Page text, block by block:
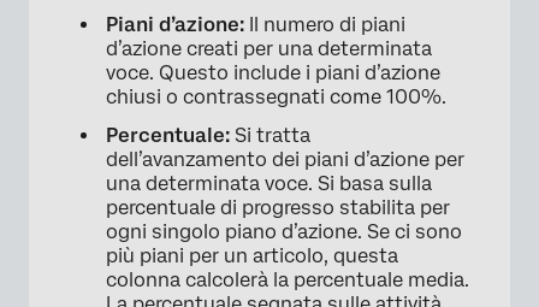
×
Piani d’azione: Il numero di piani
d’azione creati per una determinata
voce. Questo include i piani d’azione
chiusi o contrassegnati come 100%.
Percentuale: Si tratta
dell’avanzamento dei piani d’azione per
una determinata voce. Si basa sulla
percentuale di progresso stabilita per
ogni singolo piano d’azione. Se ci sono
più piani per un articolo, questa
colonna calcolerà la percentuale media.